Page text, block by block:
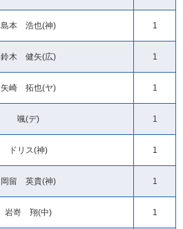
島本 浩也(神) 1
鈴木 健矢(広) 1
矢崎 拓也(ヤ) 1
颯(デ) 1
ドリス(神) 1
岡留 英貴(神) 1
岩嵜 翔(中) 1